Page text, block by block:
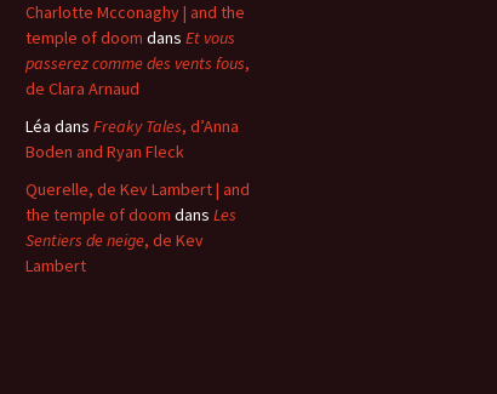
Charlotte Mcconaghy | and the
temple of doom dans Et vous
passerez comme des vents fous,
de Clara Arnaud
Léa dans Freaky Tales, d’Anna
Boden and Ryan Fleck
Querelle, de Kev Lambert | and
the temple of doom dans Les
Sentiers de neige, de Kev
Lambert